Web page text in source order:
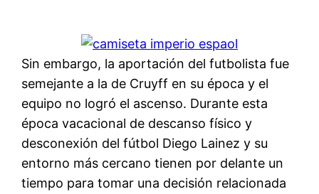
Sin embargo, la aportación del futbolista fue
semejante a la de Cruyff en su época y el
equipo no logró el ascenso. Durante esta
época vacacional de descanso físico y
desconexión del fútbol Diego Lainez y su
entorno más cercano tienen por delante un
tiempo para tomar una decisión relacionada